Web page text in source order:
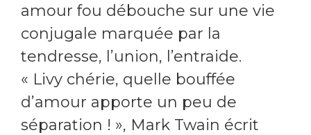
amour fou débouche sur une vie
conjugale marquée par la
tendresse, l’union, l’entraide.
« Livy chérie, quelle bouffée
d’amour apporte un peu de
séparation ! », Mark Twain écrit